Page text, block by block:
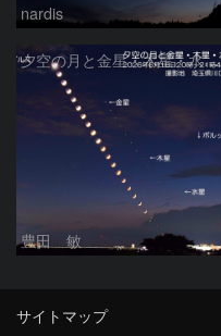
nardis
夕空の月と金星・木星・水星の接近 2026/6/18
豊田 敏
サイトマップ